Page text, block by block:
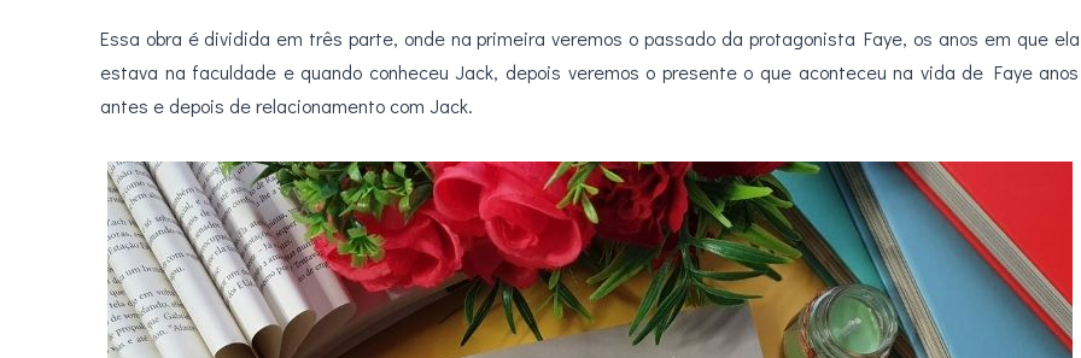
Essa obra é dividida em três parte, onde na primeira veremos o passado da protagonista Faye, os anos em que ela
estava na faculdade e quando conheceu Jack, depois veremos o presente o que aconteceu na vida de Faye anos
antes e depois de relacionamento com Jack.